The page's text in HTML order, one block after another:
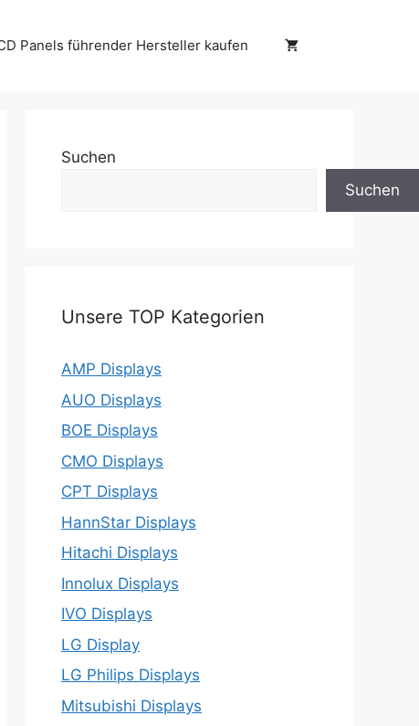
Panels führender Hersteller kaufen
Suchen
Suchen
Unsere TOP Kategorien
AMP Displays
AUO Displays
BOE Displays
CMO Displays
CPT Displays
HannStar Displays
Hitachi Displays
Innolux Displays
IVO Displays
LG Display
LG Philips Displays
Mitsubishi Displays